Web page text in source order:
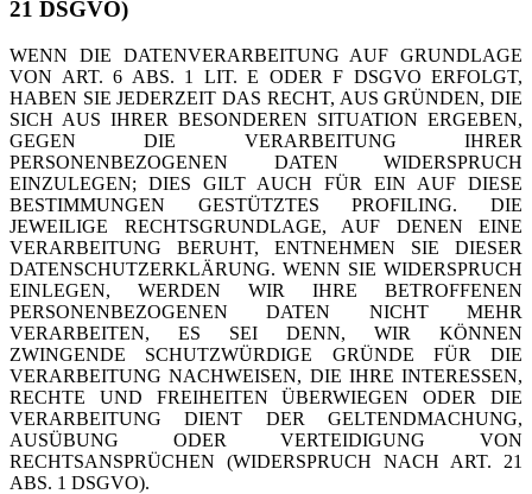
21 DSGVO)
WENN DIE DATENVERARBEITUNG AUF GRUNDLAGE
VON ART. 6 ABS. 1 LIT. E ODER F DSGVO ERFOLGT,
HABEN SIE JEDERZEIT DAS RECHT, AUS GRÜNDEN, DIE
SICH AUS IHRER BESONDEREN SITUATION ERGEBEN,
GEGEN DIE VERARBEITUNG IHRER
PERSONENBEZOGENEN DATEN WIDERSPRUCH
EINZULEGEN; DIES GILT AUCH FÜR EIN AUF DIESE
BESTIMMUNGEN GESTÜTZTES PROFILING. DIE
JEWEILIGE RECHTSGRUNDLAGE, AUF DENEN EINE
VERARBEITUNG BERUHT, ENTNEHMEN SIE DIESER
DATENSCHUTZERKLÄRUNG. WENN SIE WIDERSPRUCH
EINLEGEN, WERDEN WIR IHRE BETROFFENEN
PERSONENBEZOGENEN DATEN NICHT MEHR
VERARBEITEN, ES SEI DENN, WIR KÖNNEN
ZWINGENDE SCHUTZWÜRDIGE GRÜNDE FÜR DIE
VERARBEITUNG NACHWEISEN, DIE IHRE INTERESSEN,
RECHTE UND FREIHEITEN ÜBERWIEGEN ODER DIE
VERARBEITUNG DIENT DER GELTENDMACHUNG,
AUSÜBUNG ODER VERTEIDIGUNG VON
RECHTSANSPRÜCHEN (WIDERSPRUCH NACH ART. 21
ABS. 1 DSGVO).